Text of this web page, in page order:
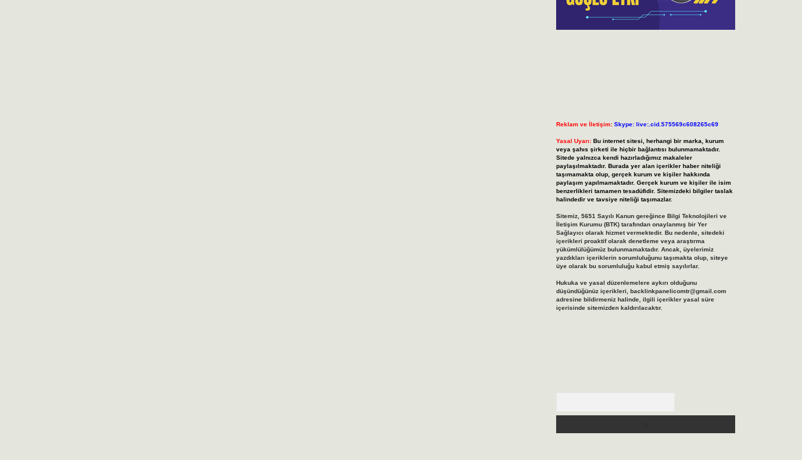
Reklam ve İletişim: Skype: live:.cid.575569c608265c69
Yasal Uyarı: Bu internet sitesi, herhangi bir marka, kurum
veya şahıs şirketi ile hiçbir bağlantısı bulunmamaktadır.
Sitede yalnızca kendi hazırladığımız makaleler
paylaşılmaktadır. Burada yer alan içerikler haber niteliği
taşımamakta olup, gerçek kurum ve kişiler hakkında
paylaşım yapılmamaktadır. Gerçek kurum ve kişiler ile isim
benzerlikleri tamamen tesadüfidir. Sitemizdeki bilgiler taslak
halindedir ve tavsiye niteliği taşımazlar.
Sitemiz, 5651 Sayılı Kanun gereğince Bilgi Teknolojileri ve
İletişim Kurumu (BTK) tarafından onaylanmış bir Yer
Sağlayıcı olarak hizmet vermektedir. Bu nedenle, sitedeki
içerikleri proaktif olarak denetleme veya araştırma
yükümlülüğümüz bulunmamaktadır. Ancak, üyelerimiz
yazdıkları içeriklerin sorumluluğunu taşımakta olup, siteye
üye olarak bu sorumluluğu kabul etmiş sayılırlar.
Hukuka ve yasal düzenlemelere aykırı olduğunu
düşündüğünüz içerikleri, backlinkpanelicomtr@gmail.com
adresine bildirmeniz halinde, ilgili içerikler yasal süre
içerisinde sitemizden kaldırılacaktır.